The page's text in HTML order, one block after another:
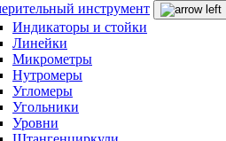
инструмент
Индикаторы и стойки
Линейки
Микрометры
Нутромеры
Угломеры
Угольники
Уровни